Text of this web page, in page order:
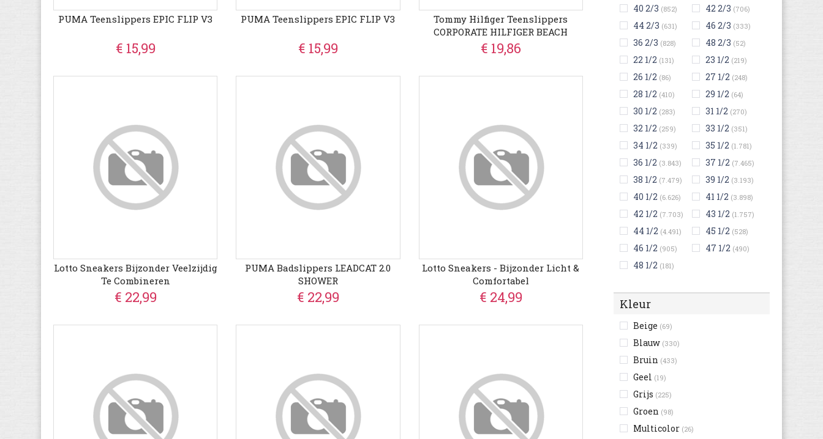
40 2/3 (852) 42 2/3 (706)
44 2/3 (631) 46 2/3 (333)
36 2/3 (828) 48 2/3 (52)
22 1/2 (131) 23 1/2 (219)
26 1/2 (86) 27 1/2 (248)
28 1/2 (410) 29 1/2 (64)
30 1/2 (283) 31 1/2 (270)
32 1/2 (259) 33 1/2 (351)
34 1/2 (339) 35 1/2 (1.781)
36 1/2 (3.843) 37 1/2 (7.465)
38 1/2 (7.479) 39 1/2 (3.193)
40 1/2 (6.626) 41 1/2 (3.898)
42 1/2 (7.703) 43 1/2 (1.757)
44 1/2 (4.491) 45 1/2 (528)
46 1/2 (905) 47 1/2 (490)
48 1/2 (181)
Kleur
Beige (69)
Blauw (330)
Bruin (433)
Geel (19)
Grijs (225)
Groen (98)
Multicolor (26)
PUMA Teenslippers EPIC FLIP V3
€ 15,99
PUMA Teenslippers EPIC FLIP V3
€ 15,99
Tommy Hilfiger Teenslippers
CORPORATE HILFIGER BEACH
SANDAL , Zomerschoen, Flats,
Comfortabele Schoen Met Strepen
€ 19,86
Lotto Sneakers Bijzonder Veelzijdig
Te Combineren
€ 22,99
PUMA Badslippers LEADCAT 2.0
SHOWER
€ 22,99
Lotto Sneakers - Bijzonder Licht &
Comfortabel
€ 24,99